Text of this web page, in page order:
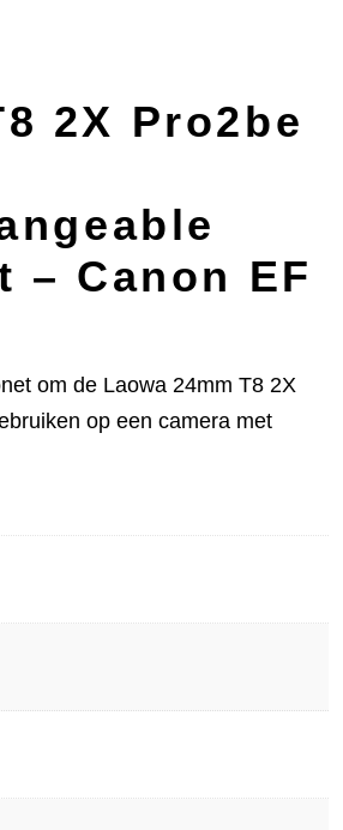
2X Pro2be
– Canon EF
om de Laowa 24mm T8 2X
op een camera met